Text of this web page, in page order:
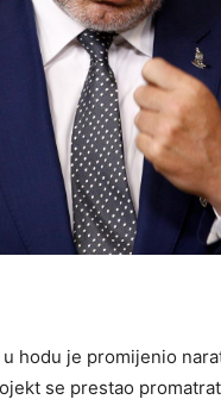
hodu je promijenio
se prestao